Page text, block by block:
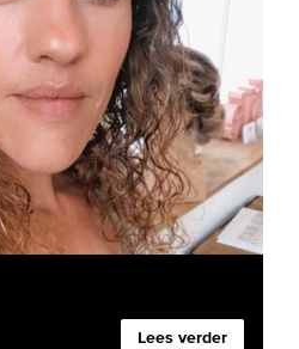
Lees verder